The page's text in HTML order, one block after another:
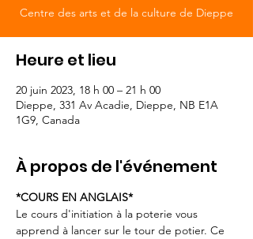
Centre des arts et de la culture de Dieppe
Heure et lieu
20 juin 2023, 18 h 00 – 21 h 00
Dieppe, 331 Av Acadie, Dieppe, NB E1A
1G9, Canada
À propos de l'événement
Le cours d'initiation à la poterie vous
apprend à lancer sur le tour de potier. Ce